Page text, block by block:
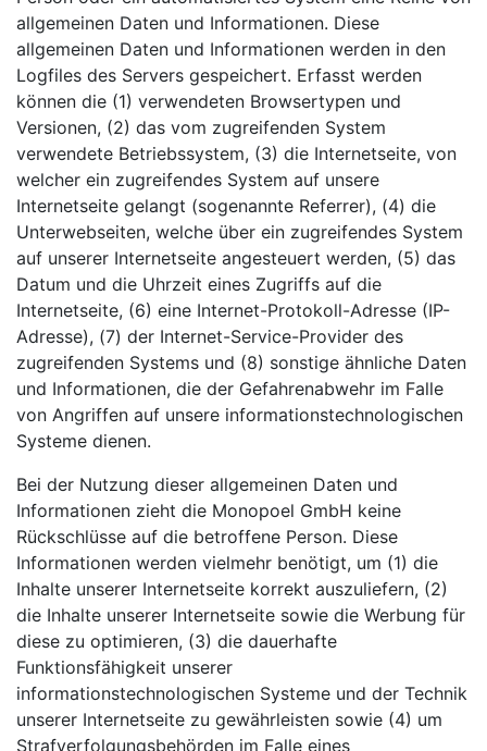
allgemeinen Daten und Informationen. Diese
allgemeinen Daten und Informationen werden in den
Logfiles des Servers gespeichert. Erfasst werden
können die (1) verwendeten Browsertypen und
Versionen, (2) das vom zugreifenden System
verwendete Betriebssystem, (3) die Internetseite, von
welcher ein zugreifendes System auf unsere
Internetseite gelangt (sogenannte Referrer), (4) die
Unterwebseiten, welche über ein zugreifendes System
auf unserer Internetseite angesteuert werden, (5) das
Datum und die Uhrzeit eines Zugriffs auf die
Internetseite, (6) eine Internet-Protokoll-Adresse (IP-
Adresse), (7) der Internet-Service-Provider des
zugreifenden Systems und (8) sonstige ähnliche Daten
und Informationen, die der Gefahrenabwehr im Falle
von Angriffen auf unsere informationstechnologischen
Systeme dienen.
Bei der Nutzung dieser allgemeinen Daten und
Informationen zieht die Monopoel GmbH keine
Rückschlüsse auf die betroffene Person. Diese
Informationen werden vielmehr benötigt, um (1) die
Inhalte unserer Internetseite korrekt auszuliefern, (2)
die Inhalte unserer Internetseite sowie die Werbung für
diese zu optimieren, (3) die dauerhafte
Funktionsfähigkeit unserer
informationstechnologischen Systeme und der Technik
unserer Internetseite zu gewährleisten sowie (4) um
Strafverfolgungsbehörden im Falle eines